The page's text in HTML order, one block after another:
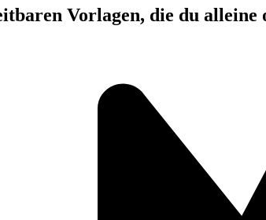
Vorlagen, die du